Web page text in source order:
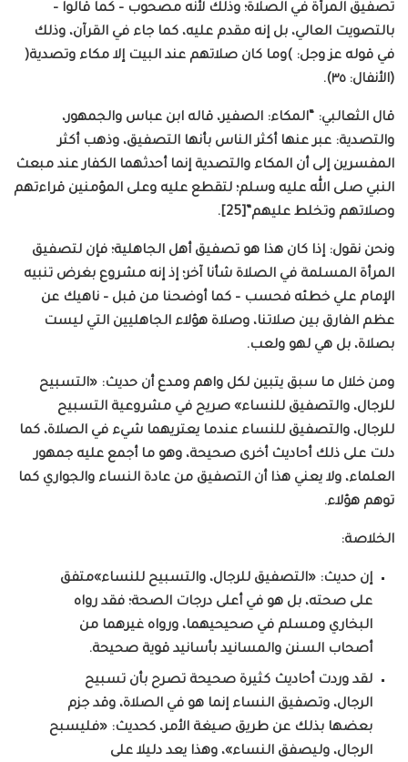
تصفيق المرأة في الصلاة؛ وذلك لأنه مصحوب – كما قالوا –
بالتصويت العالي، بل إنه مقدم عليه، كما جاء في القرآن، وذلك
في قوله عز وجل: )وما كان صلاتهم عند البيت إلا مكاء وتصدية(
(الأنفال: ٣٥).
قال الثعالبي: “المكاء: الصفير، قاله ابن عباس والجمهور،
والتصدية: عبر عنها أكثر الناس بأنها التصفيق، وذهب أكثر
المفسرين إلى أن المكاء والتصدية إنما أحدثهما الكفار عند مبعث
النبي صلى الله عليه وسلم؛ لتقطع عليه وعلى المؤمنين قراءتهم
وصلاتهم وتخلط عليهم”[25].
ونحن نقول: إذا كان هذا هو تصفيق أهل الجاهلية؛ فإن لتصفيق
المرأة المسلمة في الصلاة شأنا آخر؛ إذ إنه مشروع بغرض تنبيه
الإمام علي خطئه فحسب – كما أوضحنا من قبل – ناهيك عن
عظم الفارق بين صلاتنا، وصلاة هؤلاء الجاهليين التي ليست
بصلاة، بل هي لهو ولعب.
ومن خلال ما سبق يتبين لكل واهم ومدع أن حديث: «التسبيح
للرجال، والتصفيق للنساء» صريح في مشروعية التسبيح
للرجال، والتصفيق للنساء عندما يعتريهما شيء في الصلاة، كما
دلت على ذلك أحاديث أخرى صحيحة، وهو ما أجمع عليه جمهور
العلماء، ولا يعني هذا أن التصفيق من عادة النساء والجواري كما
توهم هؤلاء.
الخلاصة:
إن حديث: «التصفيق للرجال، والتسبيح للنساء»متفق
على صحته، بل هو في أعلى درجات الصحة؛ فقد رواه
البخاري ومسلم في صحيحيهما، ورواه غيرهما من
أصحاب السنن والمسانيد بأسانيد قوية صحيحة.
لقد وردت أحاديث كثيرة صحيحة تصرح بأن تسبيح
الرجال، وتصفيق النساء إنما هو في الصلاة، وقد جزم
بعضها بذلك عن طريق صيغة الأمر، كحديث: «فليسبح
الرجال، وليصفق النساء»، وهذا يعد دليلا على